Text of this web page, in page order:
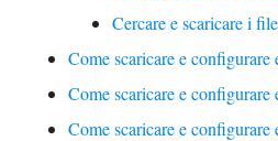
Cercare e scaricare i file
Come scaricare e
Come scaricare e
Come scaricare e